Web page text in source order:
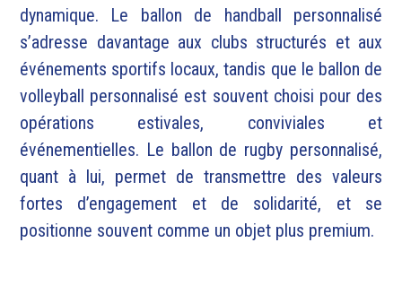
dynamique. Le ballon de handball personnalisé
s’adresse davantage aux clubs structurés et aux
événements sportifs locaux, tandis que le ballon de
volleyball personnalisé est souvent choisi pour des
opérations estivales, conviviales et
événementielles. Le ballon de rugby personnalisé,
quant à lui, permet de transmettre des valeurs
fortes d’engagement et de solidarité, et se
positionne souvent comme un objet plus premium.